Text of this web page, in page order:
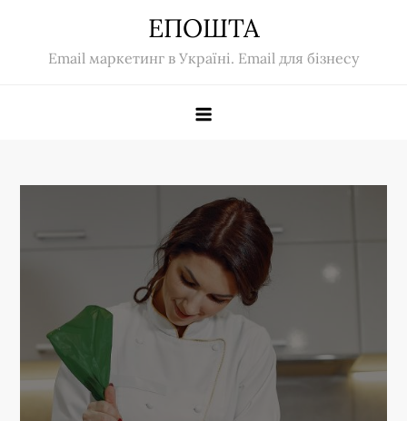
content
ЕПОШТА
Email маркетинг в Україні. Email для бізнесу